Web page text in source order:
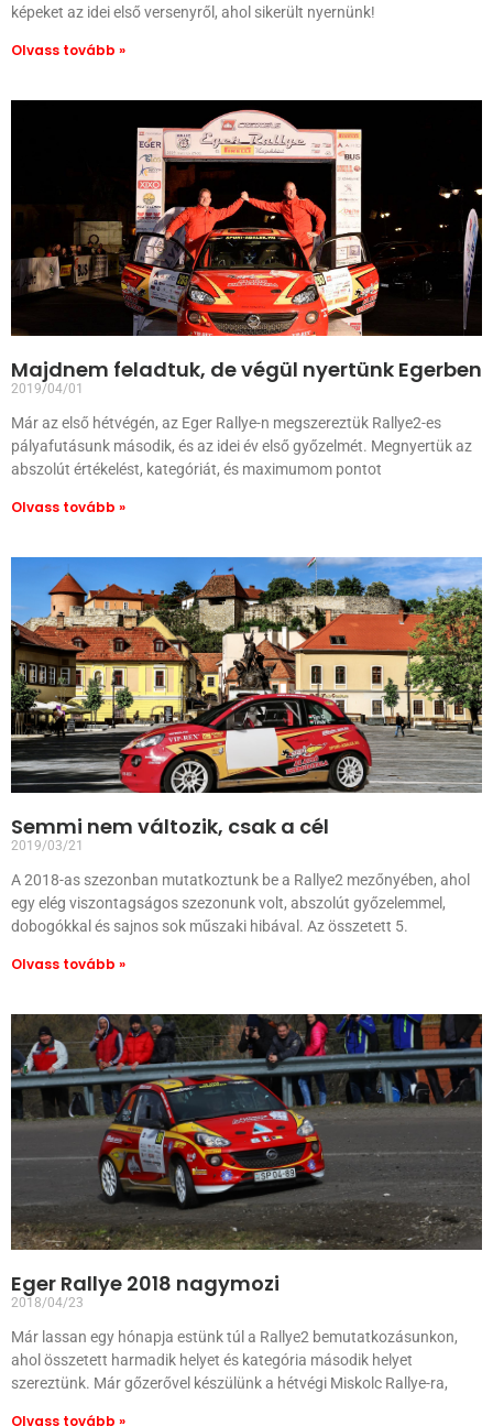
képeket az idei első versenyről, ahol sikerült nyernünk!
Olvass tovább »
Majdnem feladtuk, de végül nyertünk Egerben
2019/04/01
Már az első hétvégén, az Eger Rallye-n megszereztük Rallye2-es
pályafutásunk második, és az idei év első győzelmét. Megnyertük az
abszolút értékelést, kategóriát, és maximumom pontot
Olvass tovább »
Semmi nem változik, csak a cél
2019/03/21
A 2018-as szezonban mutatkoztunk be a Rallye2 mezőnyében, ahol
egy elég viszontagságos szezonunk volt, abszolút győzelemmel,
dobogókkal és sajnos sok műszaki hibával. Az összetett 5.
Olvass tovább »
Eger Rallye 2018 nagymozi
2018/04/23
Már lassan egy hónapja estünk túl a Rallye2 bemutatkozásunkon,
ahol összetett harmadik helyet és kategória második helyet
szereztünk. Már gőzerővel készülünk a hétvégi Miskolc Rallye-ra,
Olvass tovább »